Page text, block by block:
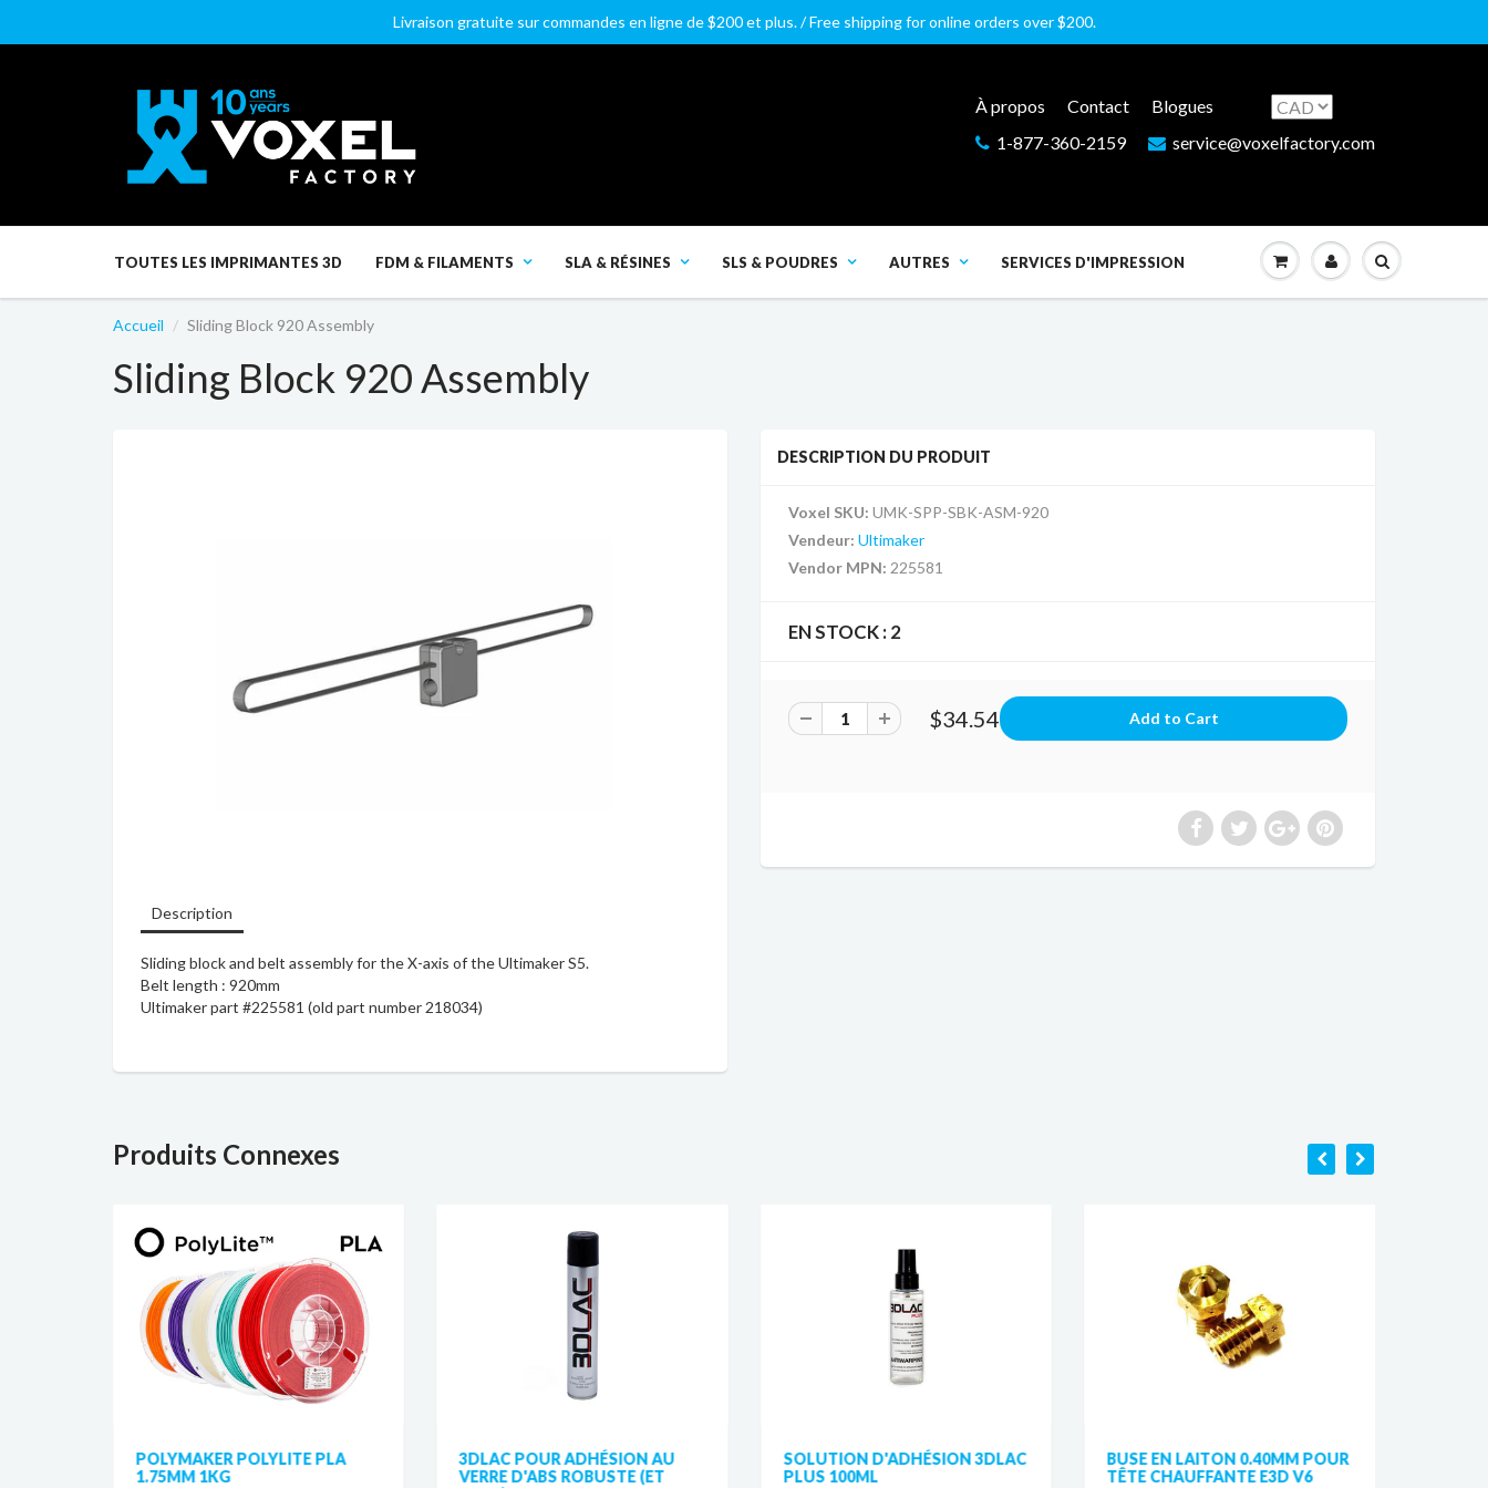
Livraison gratuite sur commandes en ligne de $200 et plus. / Free shipping for online orders over $200.
À propos Contact
Blogues
1-877-360-2159
service@voxelfactory.com
TOUTES LES IMPRIMANTES 3D FDM & FILAMENTS SLA & RÉSINES SLS & POUDRES AUTRES SERVICES D'IMPRESSION
Accueil Sliding Block 920 Assembly
Sliding Block 920 Assembly
Description
Sliding block and belt assembly for the X-axis of the Ultimaker S5.
Belt length : 920mm
Ultimaker part #225581 (old part number 218034)
DESCRIPTION DU PRODUIT
Voxel SKU: UMK-SPP-SBK-ASM-920
Vendeur: Ultimaker
Vendor MPN: 225581
EN STOCK : 2
$34.54
Produits Connexes
POLYMAKER POLYLITE PLA
1.75MM 1KG
3DLAC POUR ADHÉSION AU
VERRE D'ABS ROBUSTE (ET
SOLUTION D'ADHÉSION 3DLAC
PLUS 100ML
BUSE EN LAITON 0.40MM POUR
TÊTE CHAUFFANTE E3D V6